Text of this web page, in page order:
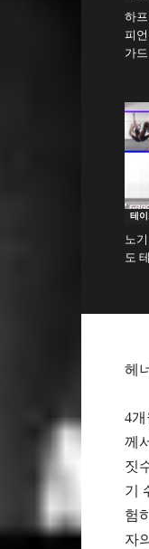
하
피
가
테
노
도
헤
4
께
짓
기
험
자